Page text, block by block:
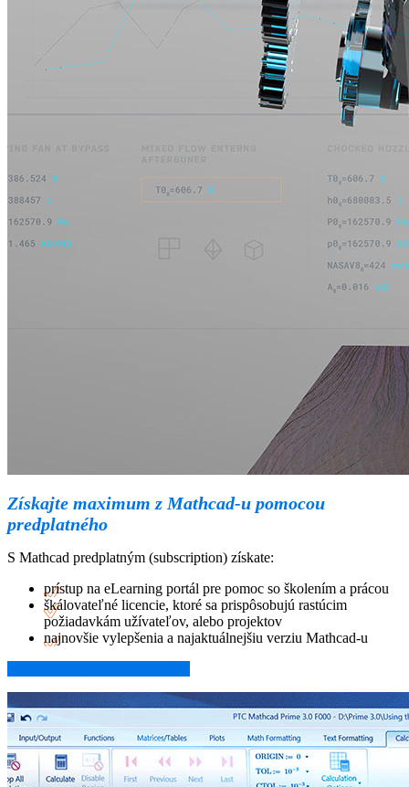
Získajte maximum z Mathcad-u pomocou
predplatného
S Mathcad predplatným (subscription) získate:
prístup na eLearning portál pre pomoc so školením a prácou
škálovateľné licencie, ktoré sa prispôsobujú rastúcim
požiadavkám užívateľov, alebo projektov
najnovšie vylepšenia a najaktuálnejšiu verziu Mathcad-u